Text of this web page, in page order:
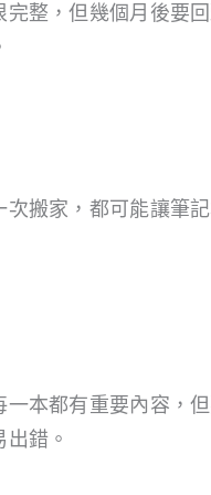
整，但幾個月後要
搬家，都可能讓筆
本都有重要內容，
錯。